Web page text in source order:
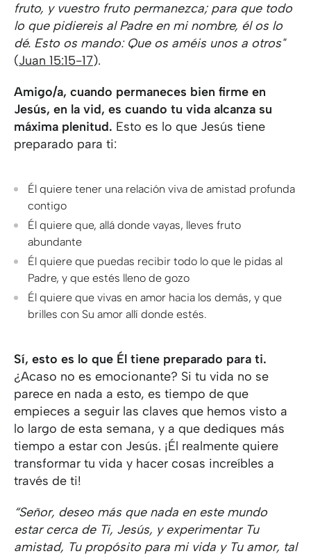
fruto, y vuestro fruto permanezca; para que todo
lo que pidiereis al Padre en mi nombre, él os lo
dé. Esto os mando: Que os améis unos a otros"
(Juan 15:15-17).
Amigo/a, cuando permaneces bien firme en
Jesús, en la vid, es cuando tu vida alcanza su
máxima plenitud. Esto es lo que Jesús tiene
preparado para ti:
Él quiere tener una relación viva de amistad profunda
contigo
Él quiere que, allá donde vayas, lleves fruto
abundante
Él quiere que puedas recibir todo lo que le pidas al
Padre, y que estés lleno de gozo
Él quiere que vivas en amor hacia los demás, y que
brilles con Su amor allí donde estés.
Sí, esto es lo que Él tiene preparado para ti.
¿Acaso no es emocionante? Si tu vida no se
parece en nada a esto, es tiempo de que
empieces a seguir las claves que hemos visto a
lo largo de esta semana, y a que dediques más
tiempo a estar con Jesús. ¡Él realmente quiere
transformar tu vida y hacer cosas increíbles a
través de ti!
“Señor, deseo más que nada en este mundo
estar cerca de Ti, Jesús, y experimentar Tu
amistad, Tu propósito para mi vida y Tu amor, tal